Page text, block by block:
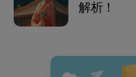
解析！